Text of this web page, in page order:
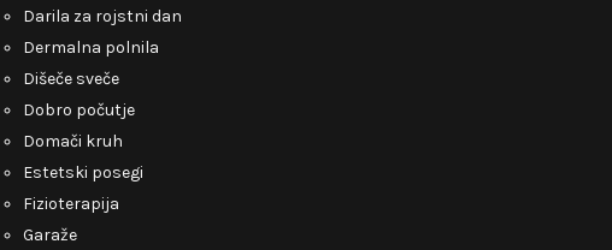
Darila za rojstni dan
Dermalna polnila
Dišeče sveče
Dobro počutje
Domači kruh
Estetski posegi
Fizioterapija
Garaže